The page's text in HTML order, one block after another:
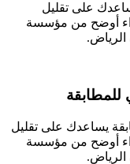
على تقليل
أوضح من مؤسسة
الرياض.
يساعدك على تقليل
أوضح من مؤسسة
الرياض.